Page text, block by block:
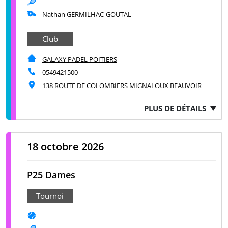
Nathan GERMILHAC-GOUTAL
Club
GALAXY PADEL POITIERS
0549421500
138 ROUTE DE COLOMBIERS MIGNALOUX BEAUVOIR
PLUS DE DÉTAILS
18 octobre 2026
P25 Dames
Tournoi
-